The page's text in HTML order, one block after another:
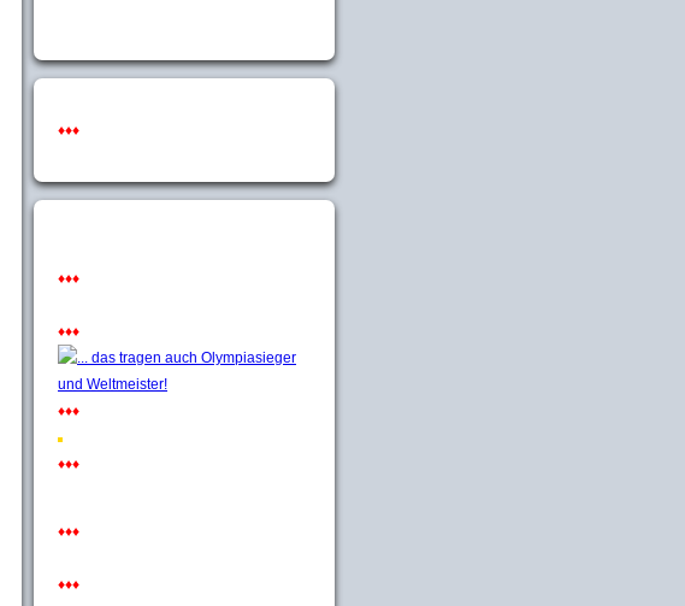
♦♦♦
♦♦♦
♦♦♦
♦♦♦
♦♦♦
♦♦♦
♦♦♦